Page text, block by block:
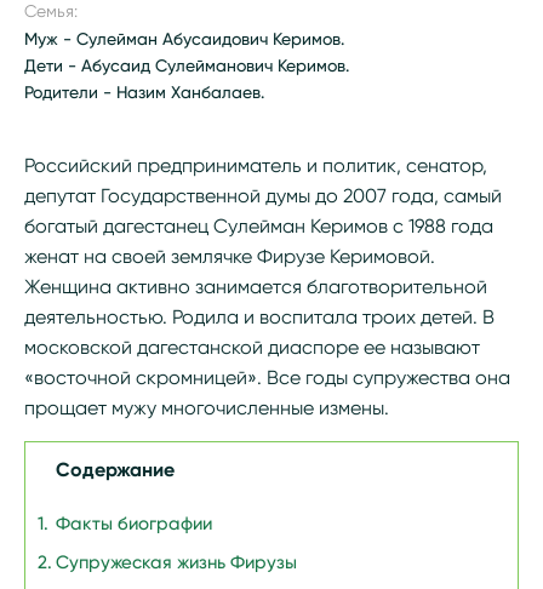
Семья:
Муж - Сулейман Абусаидович Керимов.
Дети - Абусаид Сулейманович Керимов.
Родители - Назим Ханбалаев.
Российский предприниматель и политик, сенатор,
депутат Государственной думы до 2007 года, самый
богатый дагестанец Сулейман Керимов с 1988 года
женат на своей землячке Фирузе Керимовой.
Женщина активно занимается благотворительной
деятельностью. Родила и воспитала троих детей. В
московской дагестанской диаспоре ее называют
«восточной скромницей». Все годы супружества она
прощает мужу многочисленные измены.
Содержание
Факты биографии
Супружеская жизнь Фирузы